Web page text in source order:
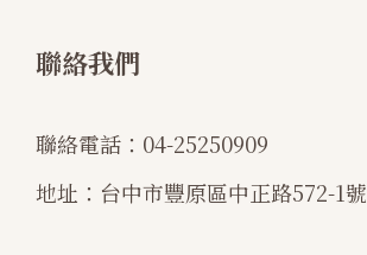
聯絡我們
聯絡電話： 04-25250909
地址： 台中市豐原區中正路572-1號